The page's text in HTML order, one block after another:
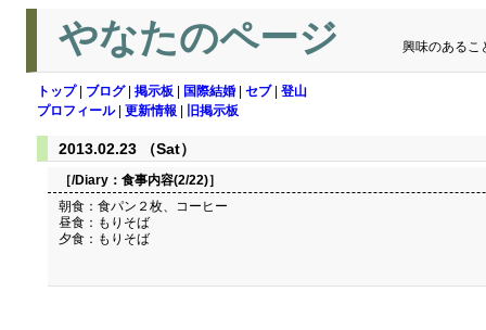
やなたのページ 興味のあるこ
トップ| ブログ| 掲示板 国際結婚 セブ| 登山
プロフィール| 更新情報 旧掲示板
2013.02.23 （Sat）
［/Diary： 食事内容(2/22)］
朝食：食パン２枚、コーヒー
昼食：もりそば
夕食：もりそば